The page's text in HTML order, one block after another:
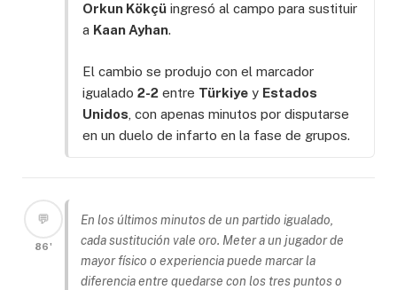
Orkun Kökçü ingresó al campo para sustituir
a Kaan Ayhan.
El cambio se produjo con el marcador
igualado 2-2 entre Türkiye y Estados
Unidos , con apenas minutos por disputarse
en un duelo de infarto en la fase de grupos.
💬
86'
En los últimos minutos de un partido igualado,
cada sustitución vale oro. Meter a un jugador de
mayor físico o experiencia puede marcar la
diferencia entre quedarse con los tres puntos o